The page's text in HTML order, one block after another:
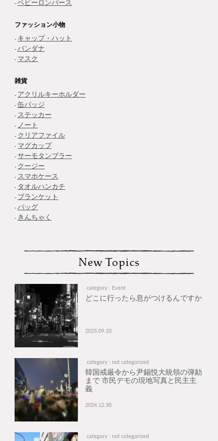
ベビーロンパース
ファッション小物
キャップ・ハット
バンダナ
マスク
雑貨
アクリルキーホルダー
缶バッジ
ステッカー
ノート
クリアファイル
マグカップ
サーモタンブラー
クージー
スマホケース
タオルハンカチ
ブランケット
バッグ
きんちゃく
New Topics
category : Event
どこに行ったら息がつけるんですか
2025.09.10
category : not categorized
韓国戒厳令から尹錫悦大統領の弾劾
まで 市民デモの現地写真と民主主
義
2024.12.30
category : not categorized